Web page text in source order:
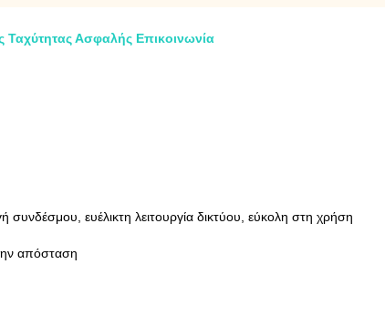
Ασφαλής Επικοινωνία
ευέλικτη λειτουργία δικτύου, εύκολη στη χρήση
απόσταση